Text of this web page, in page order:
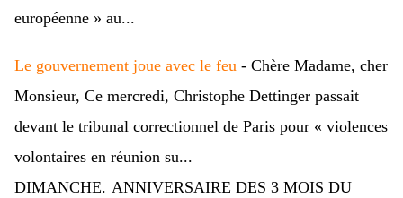
européenne » au...
Le gouvernement joue avec le feu - Chère Madame, cher
Monsieur, Ce mercredi, Christophe Dettinger passait
devant le tribunal correctionnel de Paris pour « violences
volontaires en réunion su...
DIMANCHE. ANNIVERSAIRE DES 3 MOIS DU